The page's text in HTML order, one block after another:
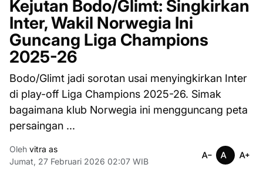
Kejutan Bodo/Glimt: Singkirkan
Inter, Wakil Norwegia Ini
Guncang Liga Champions
2025-26
Bodo/Glimt jadi sorotan usai menyingkirkan Inter
di play-off Liga Champions 2025-26. Simak
bagaimana klub Norwegia ini mengguncang peta
persaingan ...
Oleh vitra as
Jumat, 27 Februari 2026 02:07 WIB